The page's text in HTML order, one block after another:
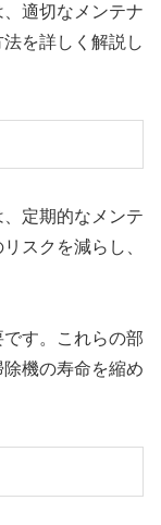
適切なメンテナ
を詳しく解説し
定期的なメンテ
スクを減らし、
す。これらの部
機の寿命を縮め